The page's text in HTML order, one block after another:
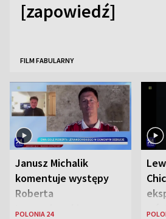
[zapowiedź]
FILM FABULARNY
Janusz Michalik
komentuje występy
Roberta
Lewandowskiego w
POLONIA 24